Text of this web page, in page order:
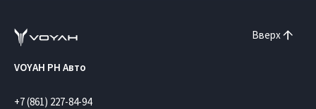
Вверх
VOYAH РН Авто
+7 (861) 227-84-94